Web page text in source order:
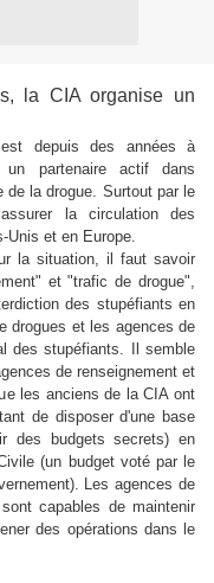
la CIA organise un
est depuis des années à
partenaire actif dans
de la drogue. Surtout par le
la circulation des
Unis et en Europe.
la situation, il faut savoir
et "trafic de drogue",
des stupéfiants en
drogues et les agences de
des stupéfiants. Il semble
de renseignement et
les anciens de la CIA ont
de disposer d'une base
des budgets secrets) en
(un budget voté par le
Les agences de
capables de maintenir
des opérations dans le